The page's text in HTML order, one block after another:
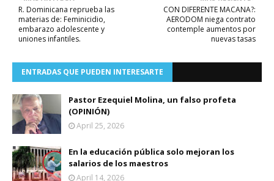
CON DIFERENTE MACANA?:
AERODOM niega contrato
contemple aumentos por
nuevas tasas
R. Dominicana reprueba las
materias de: Feminicidio,
embarazo adolescente y
uniones infantiles.
ENTRADAS QUE PUEDEN INTERESARTE
Pastor Ezequiel Molina, un falso profeta
(OPINIÓN)
April 25, 2026
En la educación pública solo mejoran los
salarios de los maestros
April 14, 2026